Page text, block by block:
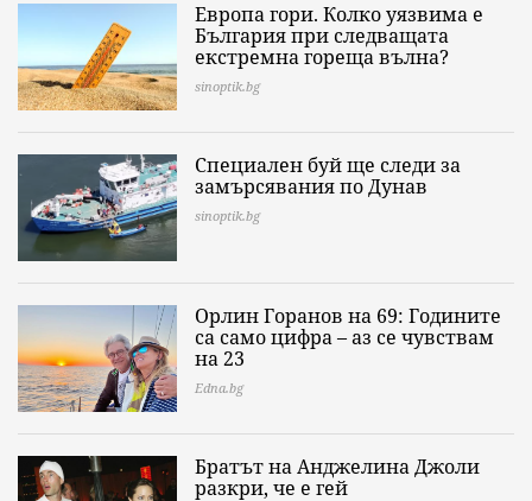
Европа гори. Колко уязвима е
България при следващата
екстремна гореща вълна?
sinoptik.bg
Специален буй ще следи за
замърсявания по Дунав
sinoptik.bg
Орлин Горанов на 69: Годините
са само цифра – аз се чувствам
на 23
Edna.bg
Братът на Анджелина Джоли
разкри, че е гей